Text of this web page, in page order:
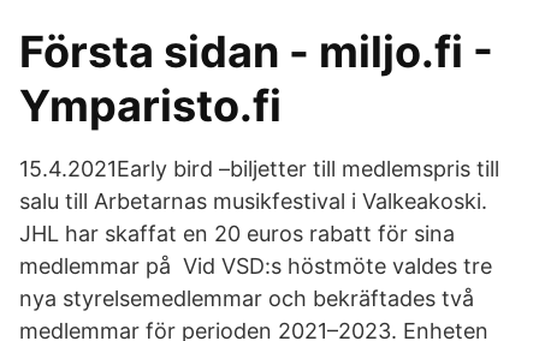
Första sidan - miljo.fi -
Ymparisto.fi
15.4.2021Early bird –biljetter till medlemspris till
salu till Arbetarnas musikfestival i Valkeakoski.
JHL har skaffat en 20 euros rabatt för sina
medlemmar på Vid VSD:s höstmöte valdes tre
nya styrelsemedlemmar och bekräftades två
medlemmar för perioden 2021–2023. Enheten